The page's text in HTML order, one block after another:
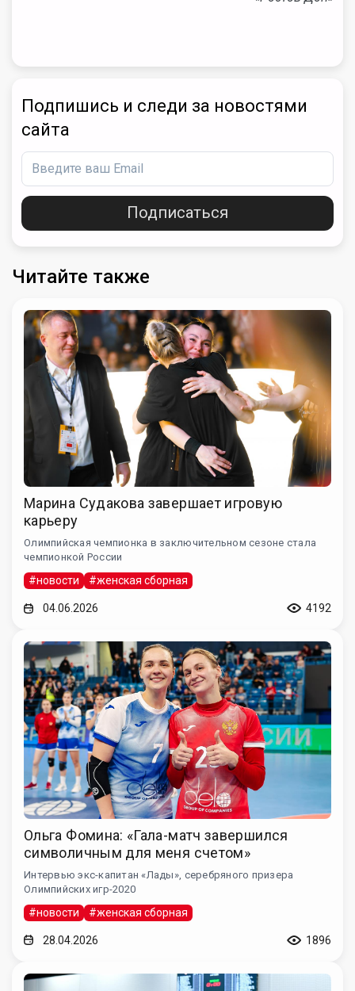
Подпишись и следи за новостями
сайта
Подписаться
Читайте также
Марина Судакова завершает игровую
карьеру
Олимпийская чемпионка в заключительном сезоне стала
чемпионкой России
#новости #женская сборная
04.06.2026 4192
Ольга Фомина: «Гала-матч завершился
символичным для меня счетом»
Интервью экс-капитан «Лады», серебряного призера
Олимпийских игр-2020
#новости #женская сборная
28.04.2026 1896